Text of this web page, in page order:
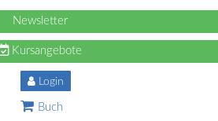
Newsletter
Kursangebote
Login
Buch